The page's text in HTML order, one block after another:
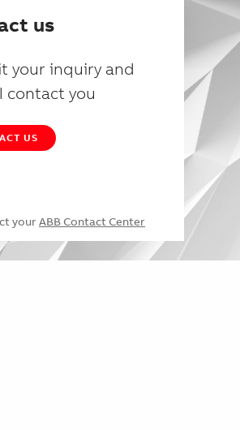
us
your inquiry and
contact you
US
your ABB Contact Center